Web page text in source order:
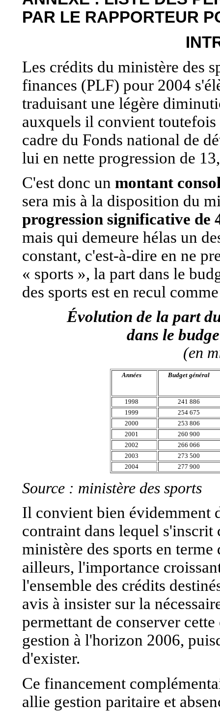
PAR LE RAPPORTEUR
Les crédits du ministère des
finances (PLF) pour 2004
traduisant une légère
auxquels il convient
cadre du Fonds national de
lui en nette progression de
C'est donc un montant
sera mis à la disposition du
progression significative de
mais qui demeure hélas un
constant, c'est-à-dire en ne
« sports », la part dans le
des sports est en recul
Évolution de la part
dans le
(en
Années Budget général
1998
241 886
1999
254 675
2000
253 806
2001
260 900
2002
266 066
2003
273 500
2004
277 900
Source : ministère des sports
Il convient bien évidemment
contraint dans lequel
ministère des sports en
ailleurs, l'importance
l'ensemble des crédits
avis à insister sur la
permettant de conserver
gestion à l'horizon 2006,
d'exister.
Ce financement
allie gestion paritaire et